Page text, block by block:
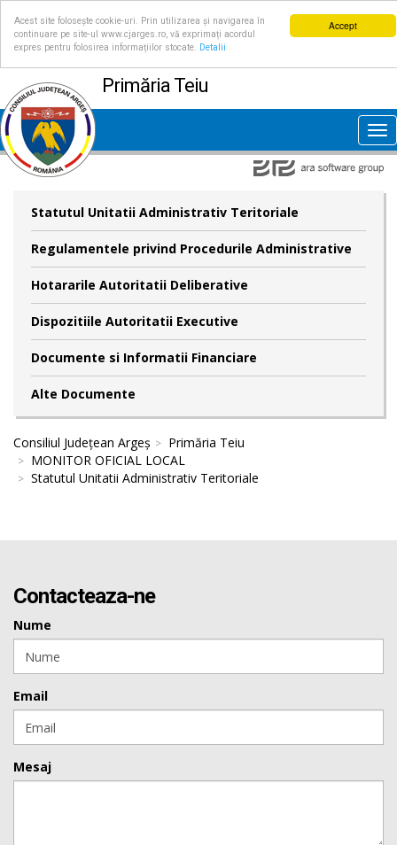
Accept
Acest site folosește cookie-uri. Prin utilizarea și navigarea în
continuare pe site-ul www.cjarges.ro, vă exprimați acordul
expres pentru folosirea informațiilor stocate.
Detalii
Primăria Teiu
Statutul Unitatii Administrativ Teritoriale
Regulamentele privind Procedurile Administrative
Hotararile Autoritatii Deliberative
Dispozitiile Autoritatii Executive
Documente si Informatii Financiare
Alte Documente
Consiliul Județean Argeș
Primăria Teiu
MONITOR OFICIAL LOCAL
Statutul Unitatii Administrativ Teritoriale
Contacteaza-ne
Nume
Email
Mesaj